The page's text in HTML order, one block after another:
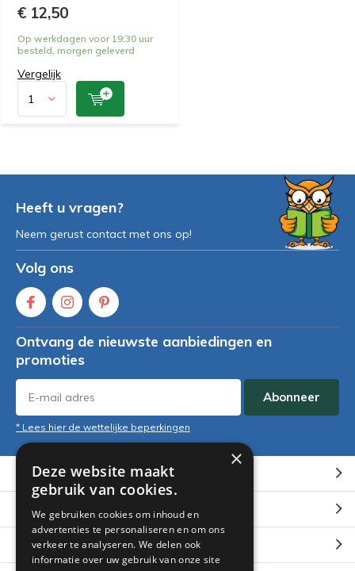
€ 12,50
Op werkdagen voor 19:30 uur
besteld, morgen geleverd
Vergelijk
Heeft u vragen?
Neem gerust contact met ons op!
Volg ons
Ontvang de nieuwste aanbiedingen en
promoties
Abonneer
* Lees hier de wettelijke beperkingen
Klantenservice
Mijn account
Categorieën
×
Deze website maakt
gebruik van cookies.
We gebruiken cookies om inhoud en
advertenties te personaliseren en om ons
verkeer te analyseren. We delen ook
informatie over uw gebruik van onze site